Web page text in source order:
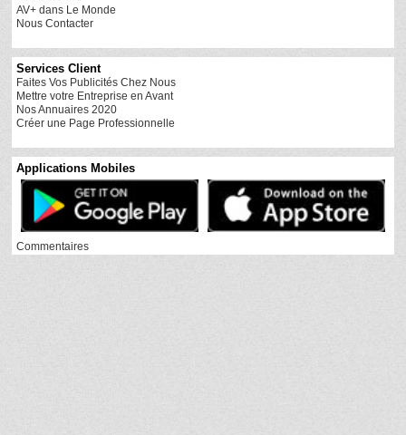
AV+ dans Le Monde
Nous Contacter
Services Client
Faites Vos Publicités Chez Nous
Mettre votre Entreprise en Avant
Nos Annuaires 2020
Créer une Page Professionnelle
Applications Mobiles
Commentaires